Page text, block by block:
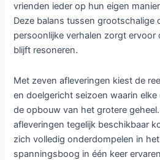
vrienden ieder op hun eigen
Deze balans tussen grootschalige
persoonlijke verhalen zorgt ervoor
blijft resoneren.
Met zeven afleveringen kiest de
en doelgericht seizoen waarin
de opbouw van het grotere
afleveringen tegelijk beschikbaar
zich volledig onderdompelen in
spanningsboog in één keer